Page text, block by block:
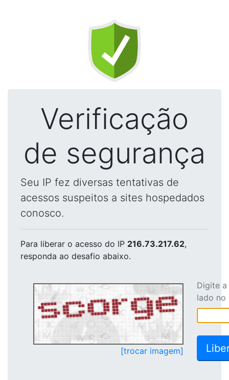
Verificação
de segurança
Seu IP fez diversas tentativas de
acessos suspeitos a sites hospedados
conosco.
Para liberar o acesso do IP 216.73.217.62,
responda ao desafio abaixo.
[trocar imagem]
Digite
lado no